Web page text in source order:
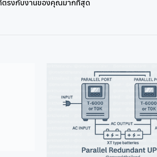
ที่ตรงกับงานของคุณมากที่สุด